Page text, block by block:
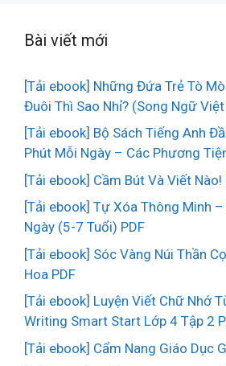
Bài viết mới
[Tải ebook] Những Đứa Trẻ Tò
Đuôi Thì Sao Nhỉ? (Song Ngữ
[Tải ebook] Bộ Sách Tiếng Anh
Phút Mỗi Ngày – Các Phương
[Tải ebook] Cầm Bút Và Viết Nào!
[Tải ebook] Tự Xóa Thông Minh
Ngày (5-7 Tuổi) PDF
[Tải ebook] Sóc Vàng Núi Thần
Hoa PDF
[Tải ebook] Luyện Viết Chữ Nhớ
Writing Smart Start Lớp 4 Tập 2
[Tải ebook] Cẩm Nang Giáo Dục